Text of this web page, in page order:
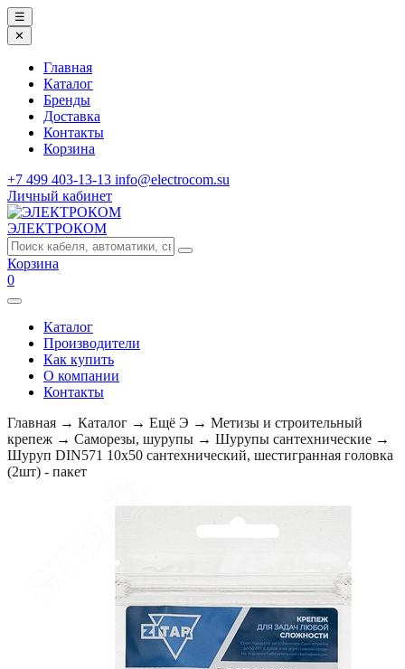
☰
✕
Главная
Каталог
Бренды
Доставка
Контакты
Корзина
+7 499 403-13-13 info@electrocom.su
Личный кабинет
ЭЛЕКТРОКОМ
Корзина
0
Каталог
Производители
Как купить
О компании
Контакты
Главная → Каталог → Ещё Э → Метизы и строительный
крепеж → Саморезы, шурупы → Шурупы сантехнические →
Шуруп DIN571 10х50 сантехнический, шестигранная головка
(2шт) - пакет